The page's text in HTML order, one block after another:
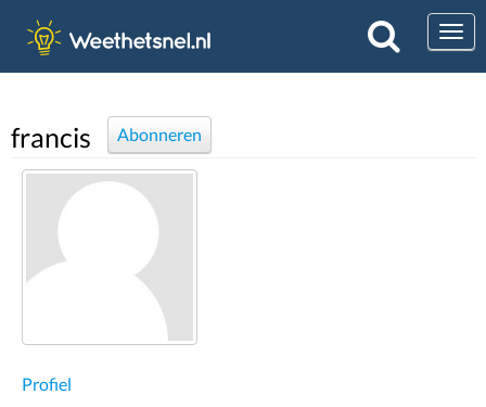
francis Abonneren
Profiel